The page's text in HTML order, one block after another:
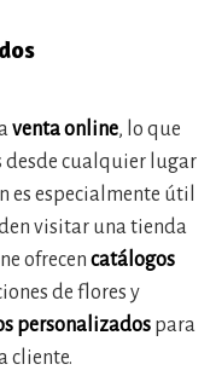
venta online, lo que
desde cualquier lugar
es especialmente útil
visitar una tienda
ofrecen catálogos
de flores y
personalizados para
cliente.